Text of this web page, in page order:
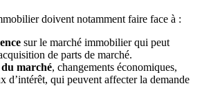
doivent notamment faire face à :
sur le marché immobilier qui peut
de parts de marché.
marché, changements économiques,
d’intérêt, qui peuvent affecter la demande